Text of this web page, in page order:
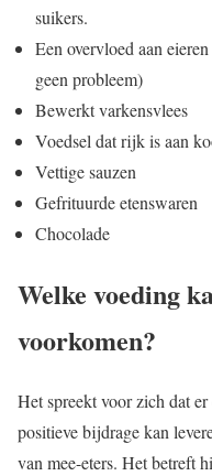
suikers.
Een overvloed aan
geen probleem)
Bewerkt varkensvlees
Voedsel dat rijk is aan
Vettige sauzen
Gefrituurde etenswaren
Chocolade
Welke voeding
voorkomen?
Het spreekt voor zich dat er
positieve bijdrage kan
van mee-eters. Het betreft